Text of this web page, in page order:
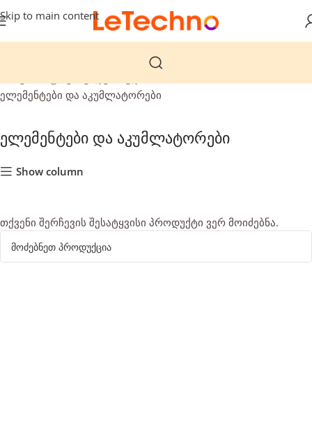
Skip to main content
ელემენტები და აკუმლატორები
ელემენტები და აკუმლატორები
Show column
თქვენი შერჩევის შესატყვისი პროდუქტი ვერ მოიძებნა.